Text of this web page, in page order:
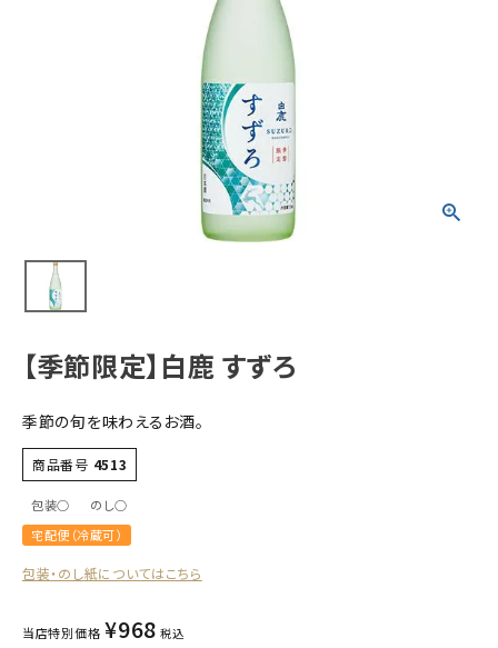
食品
酒器
キーワードから探す
受賞酒
飲み比べ
セット
大容量
【季節限定】白鹿 すずろ
季節の旬を味わえるお酒。
商品番号 4513
包装○
のし○
宅配便（冷蔵可）
包装・のし紙についてはこちら
当店特別価格 ¥968 税込